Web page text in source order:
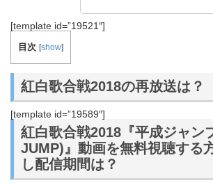
[template id=”19521″]
目次 [show]
紅白歌合戦2018の再放送は？
[template id=”19589″]
紅白歌合戦2018『平成ジャン
JUMP)』動画を無料視聴する
し配信期間は？